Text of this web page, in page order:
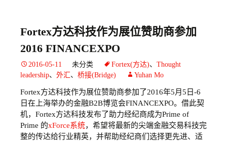
Fortex方达科技作为展位赞助商参加
2016 FINANCEXPO
2016-05-11 未分类 Fortex(方达)、 Thought
leadership、 外汇 、 桥接(Bridge) Yuhan Mo
Fortex方达科技作为展位赞助商参加了2016年5月5日-6
日在上海举办的金融B2B博览会FINANCEXPO。借此契
机，Fortex方达科技发布了助力经纪商成为Prime of
Prime 的xForce系统，希望将最新的尖端金融交易科技完
整的传达给行业精英，并帮助经纪商们选择更先进、适